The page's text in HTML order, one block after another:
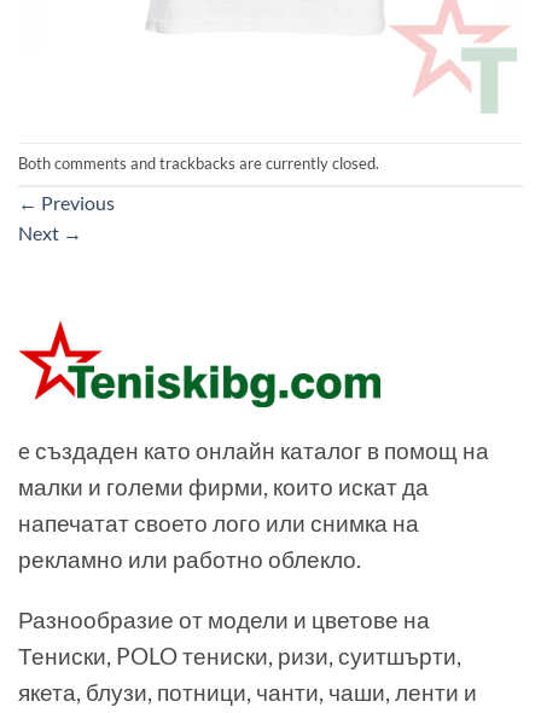
Both comments and trackbacks are currently closed.
← Previous
Next →
e създаден като онлайн каталог в помощ на
малки и големи фирми, които искат да
напечатат своето лого или снимка на
рекламно или работно облекло.
Разнообразие от модели и цветове на
Тениски, POLO тениски, ризи, суитшърти,
якета, блузи, потници, чанти, чаши, ленти и